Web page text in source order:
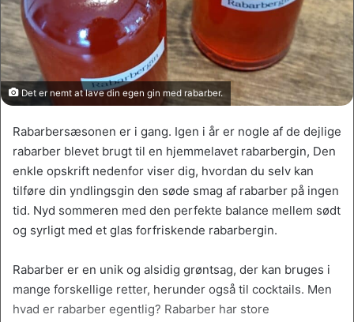
Det er nemt at lave din egen gin med rabarber.
Rabarbersæsonen er i gang. Igen i år er nogle af de dejlige
rabarber blevet brugt til en hjemmelavet rabarbergin, Den
enkle opskrift nedenfor viser dig, hvordan du selv kan
tilføre din yndlingsgin den søde smag af rabarber på ingen
tid. Nyd sommeren med den perfekte balance mellem sødt
og syrligt med et glas forfriskende rabarbergin.
Rabarber er en unik og alsidig grøntsag, der kan bruges i
mange forskellige retter, herunder også til cocktails. Men
hvad er rabarber egentlig? Rabarber har store